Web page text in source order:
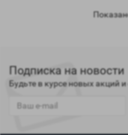
Подписка на новости
Будьте в курсе новых акций